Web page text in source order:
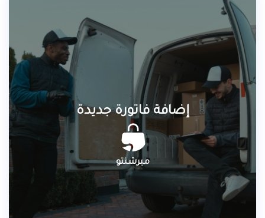
إضافة فاتورة جديدة
ميرشنتو